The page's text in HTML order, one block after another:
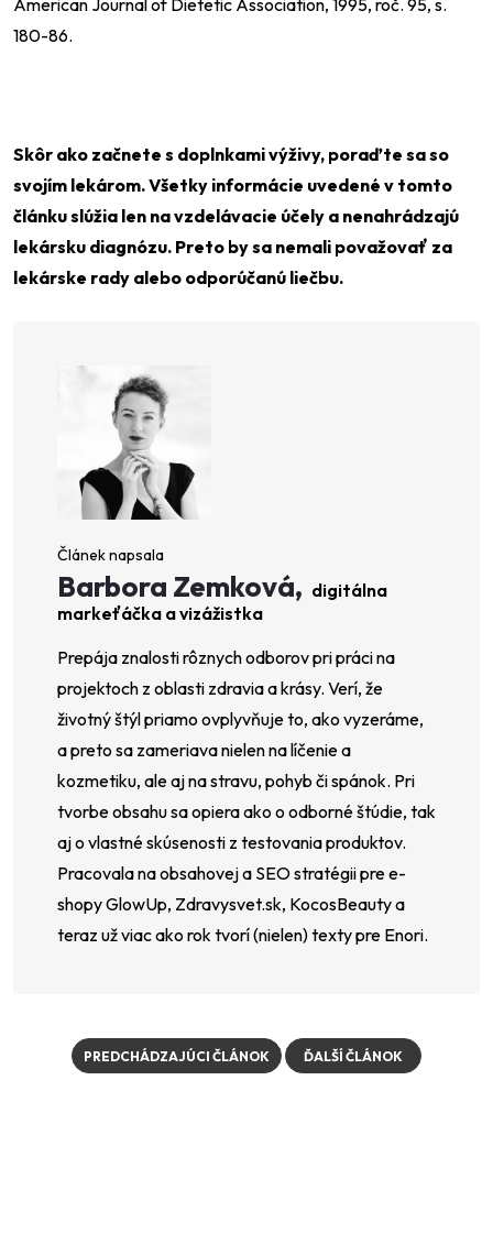
180-86.
Skôr ako začnete s doplnkami výživy, poraďte sa so
svojím lekárom. Všetky informácie uvedené v tomto
článku slúžia len na vzdelávacie účely a nenahrádzajú
lekársku diagnózu. Preto by sa nemali považovať za
lekárske rady alebo odporúčanú liečbu.
Barbora Zemková, digitálna
markeťáčka a vizážistka
Prepája znalosti rôznych odborov pri práci na
projektoch z oblasti zdravia a krásy. Verí, že
životný štýl priamo ovplyvňuje to, ako vyzeráme,
a preto sa zameriava nielen na líčenie a
kozmetiku, ale aj na stravu, pohyb či spánok. Pri
tvorbe obsahu sa opiera ako o odborné štúdie, tak
aj o vlastné skúsenosti z testovania produktov.
Pracovala na obsahovej a SEO stratégii pre e-
shopy GlowUp, Zdravysvet.sk, KocosBeauty a
teraz už viac ako rok tvorí (nielen) texty pre Enori.
PREDCHÁDZAJÚCI ČLÁNOK ĎALŠÍ ČLÁNOK